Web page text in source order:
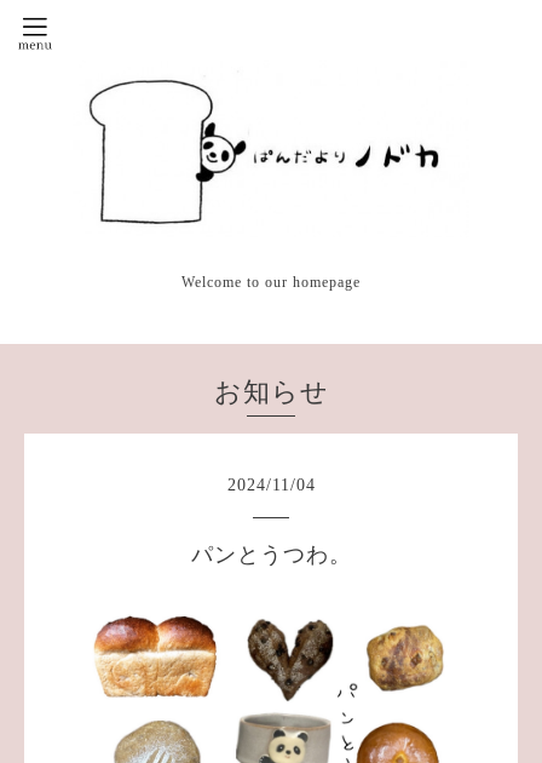
Welcome to our homepage
お知らせ
2024/11/04
パンとうつわ。